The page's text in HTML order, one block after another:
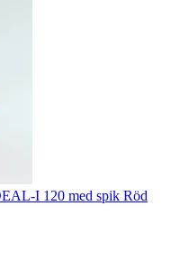
I 120 med spik Röd